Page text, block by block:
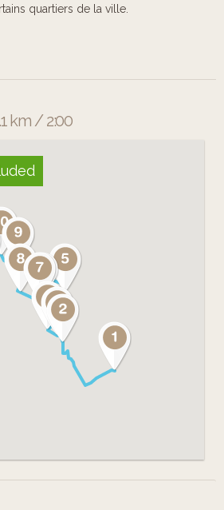
et novatrice
quartiers de la ville.
km / 2:00